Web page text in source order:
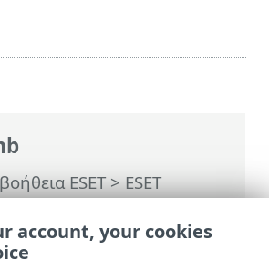
ESET>ESET
>Ρυθμίσεις για
>Σαρώσεις>Σάρωση
σάρωσης
account, your cookies